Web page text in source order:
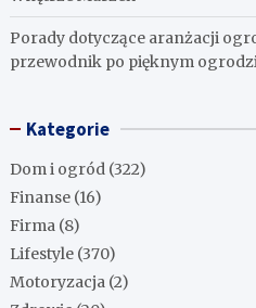
Porady dotyczące aranżacji
przewodnik po pięknym
Kategorie
Dom i ogród (322)
Finanse (16)
Firma (8)
Lifestyle (370)
Motoryzacja (2)